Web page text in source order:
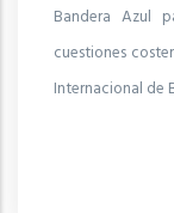
Bandera Azul
cuestiones
Internacional de